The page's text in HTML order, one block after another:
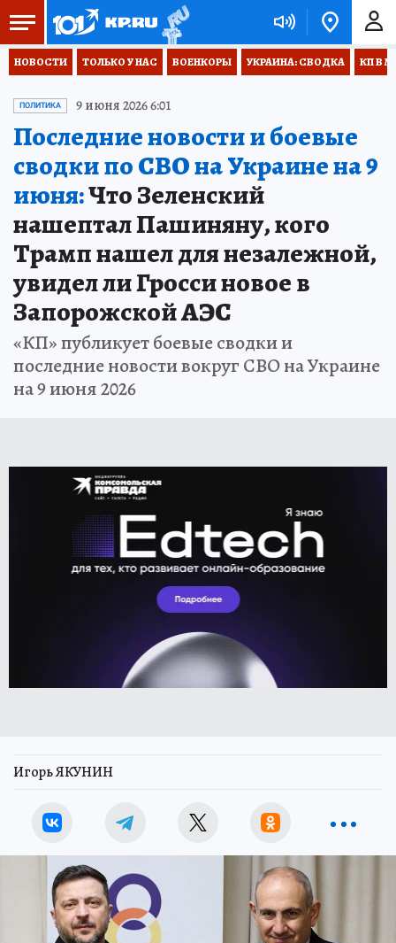
НОВОСТИ ТОЛЬКО У НАС ВОЕНКОРЫ УКРАИНА: СВОДКА КП В
ПОЛИТИКА 9 июня 2026 6:01
Последние новости и боевые
сводки по СВО на Украине на 9
июня:Что Зеленский
нашептал Пашиняну, кого
Трамп нашел для незалежной,
увидел ли Гросси новое в
Запорожской АЭС
«КП» публикует боевые сводки и
последние новости вокруг СВО на Украине
на 9 июня 2026
Игорь ЯКУНИН